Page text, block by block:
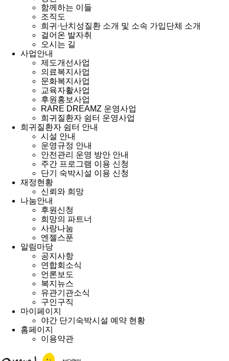
함께하는 이들
조직도
희귀·난치성질환 소개 및 소속 가입단체 소개
걸어온 발자취
오시는 길
사업안내
제도개선사업
의료복지사업
문화복지사업
교육자활사업
후원홍보사업
RARE DREAMZ 운영사업
희귀질환자 쉼터 운영사업
희귀질환자 쉼터 안내
시설 안내
운영규정 안내
안전관리 운영 방안 안내
주간 프로그램 이용 신청
단기 숙박시설 이용 신청
재정현황
신뢰와 희망
나눔안내
후원신청
희망의 파트너
사랑나눔
엔젤스푼
알림마당
공지사항
연합회소식
언론보도
복지뉴스
유관기관소식
구인구직
마이페이지
야간 단기숙박시설 예약 현황
홈페이지
이용약관